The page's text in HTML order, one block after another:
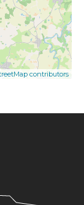
contributors